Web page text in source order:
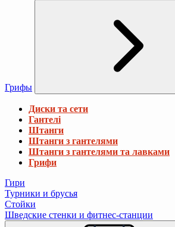
Грифы
Диски та сети
Гантелі
Штанги
Штанги з гантелями
Штанги з гантелями та лавками
Грифи
Гири
Турники и брусья
Стойки
Шведские стенки и фитнес-станции